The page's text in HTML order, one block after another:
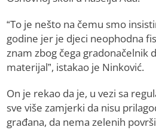
“To je nešto na čemu smo
godine jer je djeci neophodna
znam zbog čega gradonačelnik
materijal”, istakao je Ninković.
On je rekao da je, u vezi sa
sve više zamjerki da nisu
građana, da nema zelenih